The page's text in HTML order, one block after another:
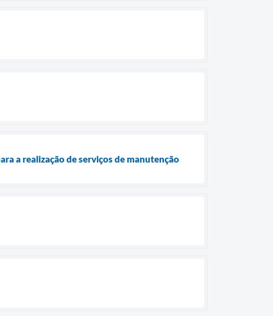
a realização de serviços de manutenção